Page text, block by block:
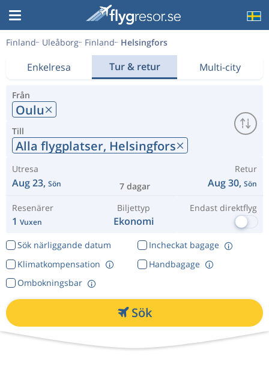
Finland Uleåborg Finland Helsingfors
Enkelresa Tur & retur Multi-city
Från
Oulu
Till
Alla flygplatser, Helsingfors
Utresa
Aug 23, Sön 7 dagar
Retur
Aug 30, Sön
Resenärer
1 Vuxen
Biljettyp
Ekonomi
Endast direktflyg
Sök närliggande datum
Incheckat bagage
Klimatkompensation
Ombokningsbar
Handbagage
Sök